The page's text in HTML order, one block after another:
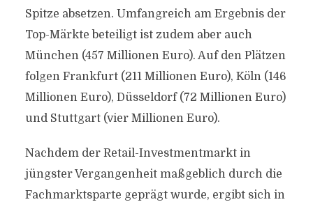
Spitze absetzen. Umfangreich am Ergebnis der
Top-Märkte beteiligt ist zudem aber auch
München (457 Millionen Euro). Auf den Plätzen
folgen Frankfurt (211 Millionen Euro), Köln (146
Millionen Euro), Düsseldorf (72 Millionen Euro)
und Stuttgart (vier Millionen Euro).
Nachdem der Retail-Investmentmarkt in
jüngster Vergangenheit maßgeblich durch die
Fachmarktsparte geprägt wurde, ergibt sich in